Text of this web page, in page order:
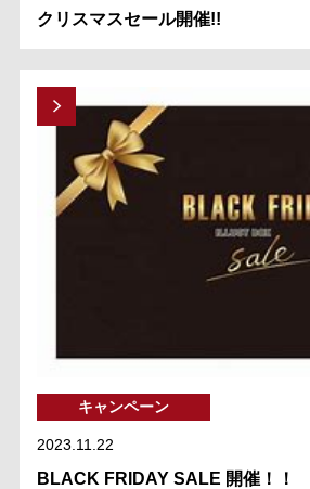
クリスマスセール開催!!
キャンペーン
2023.11.22
BLACK FRIDAY SALE 開催！！